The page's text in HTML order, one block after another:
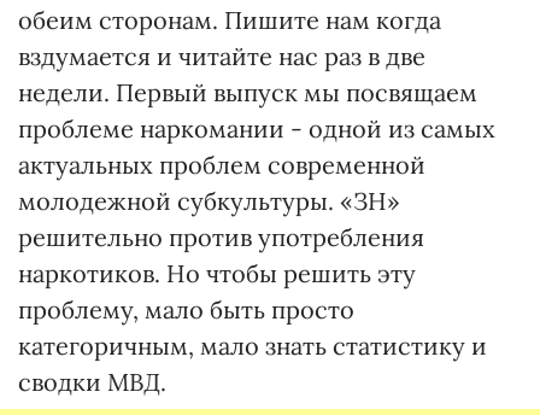
обеим сторонам. Пишите нам когда
вздумается и читайте нас раз в две
недели. Первый выпуск мы посвящаем
проблеме наркомании - одной из самых
актуальных проблем современной
молодежной субкультуры. «ЗН»
решительно против употребления
наркотиков. Но чтобы решить эту
проблему, мало быть просто
категоричным, мало знать статистику и
сводки МВД.